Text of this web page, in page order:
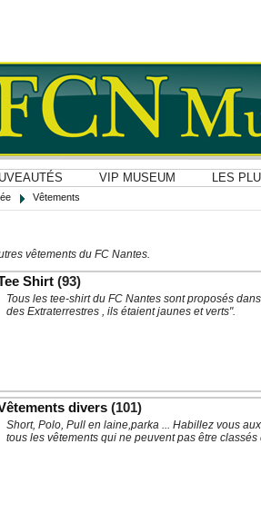
VIP MUSEUM LES
Vêtements
vêtements du FC Nantes.
Shirt (93)
Tous les tee-shirt du FC Nantes sont proposés
des Extraterrestres , ils étaient jaunes et verts".
divers (101)
Short, Polo, Pull en laine,parka ... Habillez vous
tous les vêtements qui ne peuvent pas être